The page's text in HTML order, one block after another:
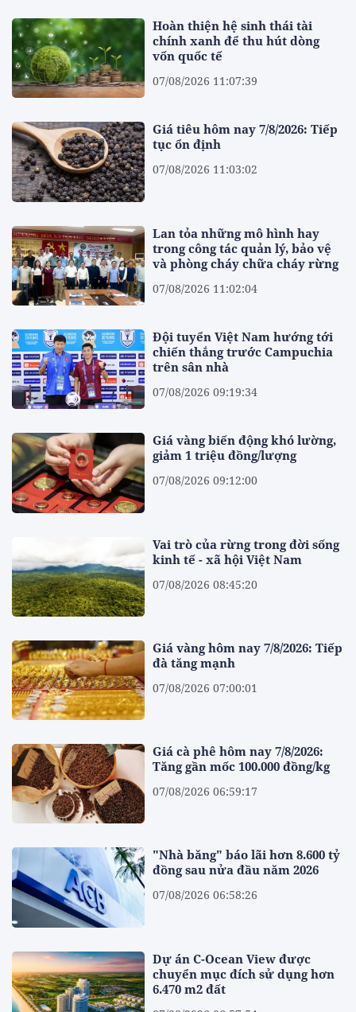
Hoàn thiện hệ sinh thái tài
chính xanh để thu hút dòng
vốn quốc tế
07/08/2026 11:07:39
Giá tiêu hôm nay 7/8/2026: Tiếp
tục ổn định
07/08/2026 11:03:02
Lan tỏa những mô hình hay
trong công tác quản lý, bảo vệ
và phòng cháy chữa cháy rừng
07/08/2026 11:02:04
Đội tuyển Việt Nam hướng tới
chiến thắng trước Campuchia
trên sân nhà
07/08/2026 09:19:34
Giá vàng biến động khó lường,
giảm 1 triệu đồng/lượng
07/08/2026 09:12:00
Vai trò của rừng trong đời sống
kinh tế - xã hội Việt Nam
07/08/2026 08:45:20
Giá vàng hôm nay 7/8/2026: Tiếp
đà tăng mạnh
07/08/2026 07:00:01
Giá cà phê hôm nay 7/8/2026:
Tăng gần mốc 100.000 đồng/kg
07/08/2026 06:59:17
"Nhà băng" báo lãi hơn 8.600 tỷ
đồng sau nửa đầu năm 2026
07/08/2026 06:58:26
Dự án C-Ocean View được
chuyển mục đích sử dụng hơn
6.470 m2 đất